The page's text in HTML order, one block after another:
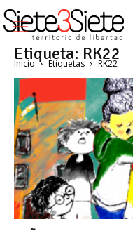
Inicio Etiquetas RK22
Etiqueta: RK22